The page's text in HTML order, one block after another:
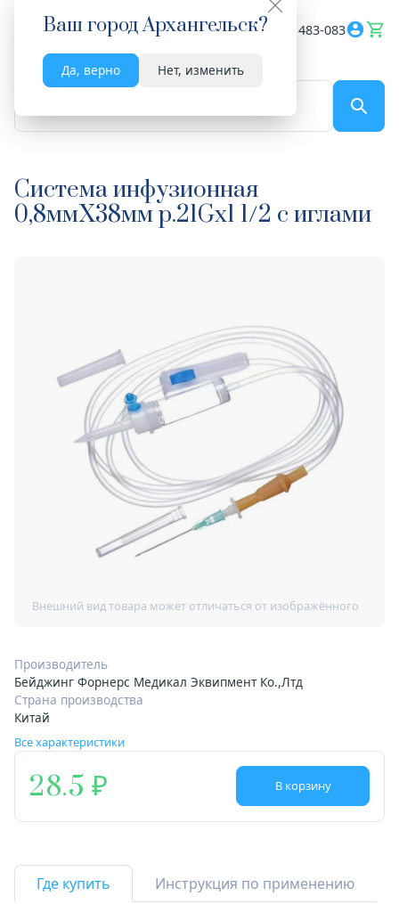
Ваш городАрхангельск?
Да, верно Нет, изменить
Весь сайт 8182 483-083
Система инфузионная
0,8ммX38мм р.21Gх1 1/2 с иглами
Производитель
Бейджинг Форнерс Медикал Эквипмент Ко.,Лтд
Страна производства
Китай
Все характеристики
28.5 В корзину
Где купить Инструкция по применению